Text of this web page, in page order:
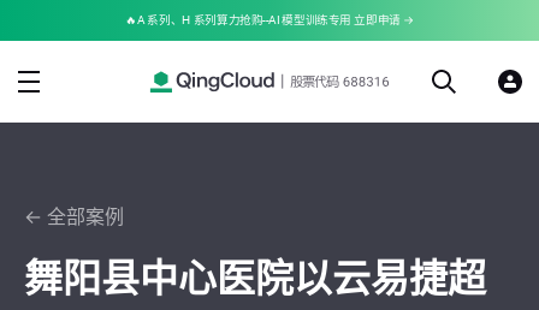
🔥A 系列、H 系列算力抢购--AI 模型训练专用 立即申请 →
← 全部案例
舞阳县中心医院以云易捷超